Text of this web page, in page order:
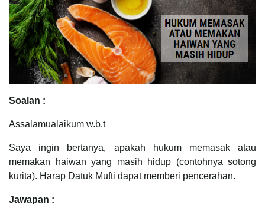
Soalan :
Assalamualaikum w.b.t
Saya ingin bertanya, apakah hukum memasak atau
memakan haiwan yang masih hidup (contohnya sotong
kurita). Harap Datuk Mufti dapat memberi pencerahan.
Jawapan :